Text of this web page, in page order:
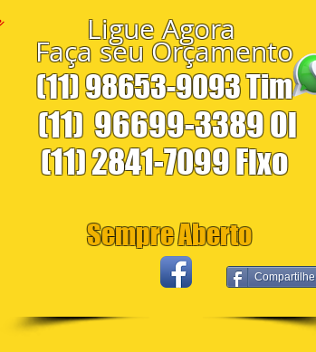
Ligue Agora
Faça seu Orçamento
(11) 98653-9093 Tim
(11) 96699-3389 Oi
(11) 2841-7099 Fixo
Sempre Aberto
Compartilhe